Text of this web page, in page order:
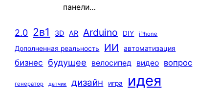
панели…
2.0 2в1 3D AR Arduino DIY iPhone
Дополненная реальность ИИ автоматизация
бизнес будущее велосипед видео вопрос
генератор датчик дизайн игра идея